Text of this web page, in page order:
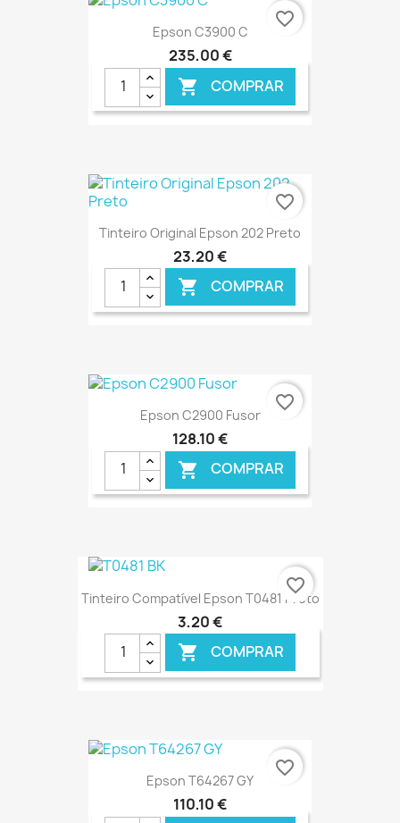
€ ONLINE
Epson C3900 C
235,00 €
 COMPRAR
€ ONLINE
favorite_border
Tinteiro Original Epson 202 Preto
23,20 €
 COMPRAR
favorite_border
Epson C2900 Fusor
128,10 €
 COMPRAR
€ ONLINE
favorite_border
Tinteiro Compatível Epson T0481 Preto
3,20 €
 COMPRAR
€ ONLINE
favorite_border
Epson T64267 GY
110,10 €
favorite_border